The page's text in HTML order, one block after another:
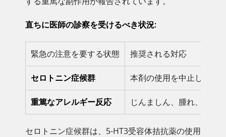
直ちに医師の診察を受けるべき状況:
緊急の注意を要する状態 推奨される対応
セロトニン症候群 本剤の使用を中止し、支
重篤なアレルギー反応 じんましん、腫れ、呼吸
セロトニン症候群は、5-HT3受容体拮抗薬の使用